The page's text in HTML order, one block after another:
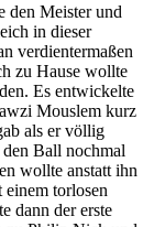
den Meister und
in dieser
verdientermaßen
zu Hause wollte
Es entwickelte
Mouslem kurz
als er völlig
Ball nochmal
wollte anstatt ihn
torlosen
dann der erste